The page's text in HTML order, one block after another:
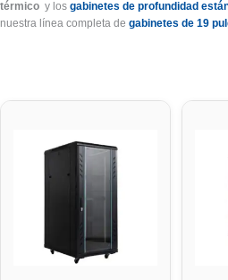
térmico y los gabinetes de profundidad
nuestra línea completa de gabinetes de 19